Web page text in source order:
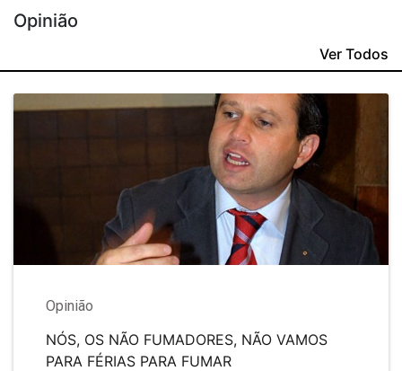
Opinião
Ver Todos
Opinião
NÓS, OS NÃO FUMADORES, NÃO VAMOS
PARA FÉRIAS PARA FUMAR